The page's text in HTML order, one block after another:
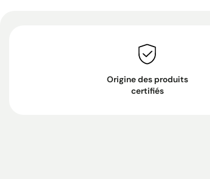
Origine des produits
certifiés